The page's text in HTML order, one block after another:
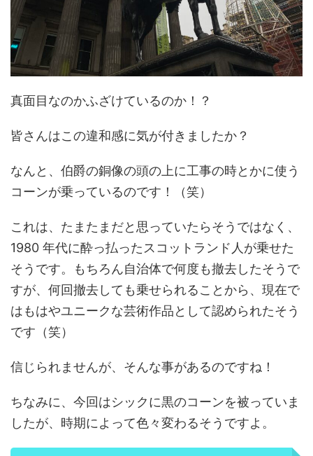
真面目なのかふざけているのか！？
皆さんはこの違和感に気が付きましたか？
なんと、伯爵の銅像の頭の上に工事の時とかに使う
コーンが乗っているのです！（笑）
これは、たまたまだと思っていたらそうではなく、
1980 年代に酔っ払ったスコットランド人が乗せた
そうです。もちろん自治体で何度も撤去したそうで
すが、何回撤去しても乗せられることから、現在で
はもはやユニークな芸術作品として認められたそう
です（笑）
信じられませんが、そんな事があるのですね！
ちなみに、今回はシックに黒のコーンを被っていま
したが、時期によって色々変わるそうですよ。